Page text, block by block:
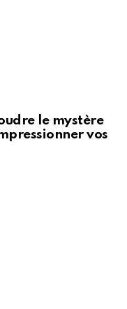
le mystère
vos